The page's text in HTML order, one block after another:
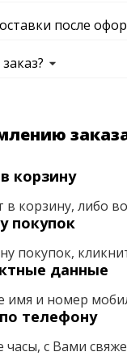
после
корзину
корзину, либо
покупок
покупок,
данные
имя и номер
телефону
с Вами